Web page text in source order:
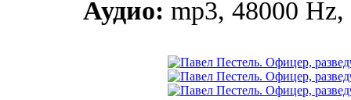
Аудио: mp3, 48000 Hz,